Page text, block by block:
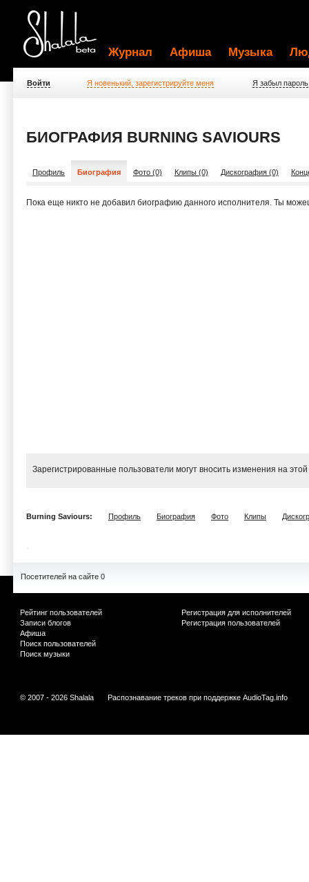
Журнал Афиша Музыка
Войти Я новенький, зарегистрируйте меня Я забыл пароль
БИОГРАФИЯ BURNING SAVIOURS
Профиль Биография Фото (0) Клипы (0) Дискография (0)
Пока еще никто не добавил биографию данного исполнителя. Ты
Зарегистрированные пользователи могут вносить изменения на
Burning Saviours: Профиль Биография Фото Клипы
Посетителей на сайте 0
Рейтинг пользователей
Записи блогов
Афиша
Поиск пользователей
Поиск музыки
Регистрация для исполнителей
Регистрация пользователей
© 2007 - 2026 Shalala Распознавание треков при поддержке AudioTag.info